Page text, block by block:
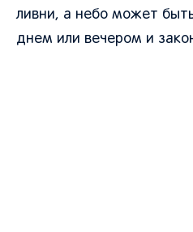
ливни, а небо может
днем или вечером и